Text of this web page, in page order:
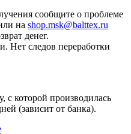
сообщите о проблеме
на shop.msk@balttex.ru
денег.
Нет следов переработки
с которой производилась
(зависит от банка).